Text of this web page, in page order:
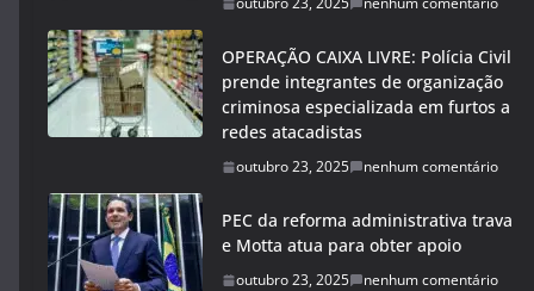
OPERAÇÃO CAIXA LIVRE: Polícia Civil
prende integrantes de organização
criminosa especializada em furtos a
redes atacadistas
outubro 23, 2025 nenhum comentário
PEC da reforma administrativa trava
e Motta atua para obter apoio
outubro 23, 2025 nenhum comentário